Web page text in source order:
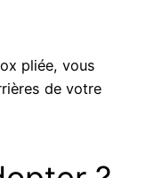
pliée, vous
de votre